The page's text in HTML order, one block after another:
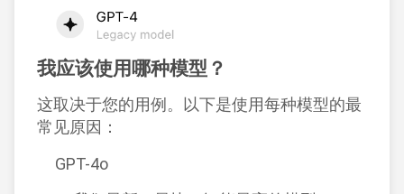
我应该使用哪种模型？
这取决于您的用例。以下是使用每种模型的最
常见原因：
GPT-4o